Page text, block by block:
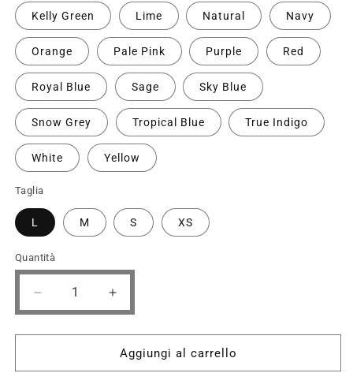
Kelly Green Lime Natural Navy
Orange Pale Pink Purple Red
Royal Blue Sage Sky Blue
Snow Grey Tropical Blue True Indigo
White Yellow
Taglia
L M S XS
Quantità
Diminuisci
quantità
per
Aumenta
quantità
per
Bodywarmer
Aggiungi al carrello